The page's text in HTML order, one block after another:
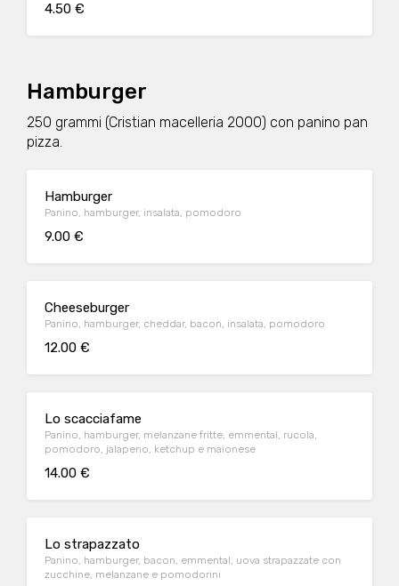
4.50 €
Hamburger
250 grammi (Cristian macelleria 2000) con panino pan
pizza.
Hamburger
Panino, hamburger, insalata, pomodoro
9.00 €
Cheeseburger
Panino, hamburger, cheddar, bacon, insalata, pomodoro
12.00 €
Lo scacciafame
Panino, hamburger, melanzane fritte, emmental, rucola,
pomodoro, jalapeno, ketchup e maionese
14.00 €
Lo strapazzato
Panino, hamburger, bacon, emmental, uova strapazzate con
zucchine, melanzane e pomodorini